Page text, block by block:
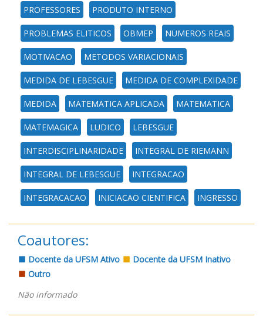
PROFESSORES PRODUTO INTERNO
PROBLEMAS ELITICOS OBMEP NUMEROS REAIS
MOTIVACAO METODOS VARIACIONAIS
MEDIDA DE LEBESGUE MEDIDA DE COMPLEXIDADE
MEDIDA MATEMATICA APLICADA MATEMATICA
MATEMAGICA LUDICO LEBESGUE
INTERDISCIPLINARIDADE INTEGRAL DE RIEMANN
INTEGRAL DE LEBESGUE INTEGRACAO
INTEGRACACAO INICIACAO CIENTIFICA INGRESSO
Coautores:
Docente da UFSM Ativo
Docente da UFSM Inativo
Outro
Não informado